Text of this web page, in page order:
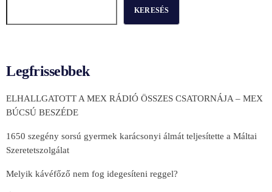
KERESÉS
Legfrissebbek
ELHALLGATOTT A MEX RÁDIÓ ÖSSZES CSATORNÁJA – MEX
BÚCSÚ BESZÉDE
1650 szegény sorsú gyermek karácsonyi álmát teljesítette a Máltai
Szeretetszolgálat
Melyik kávéfőző nem fog idegesíteni reggel?